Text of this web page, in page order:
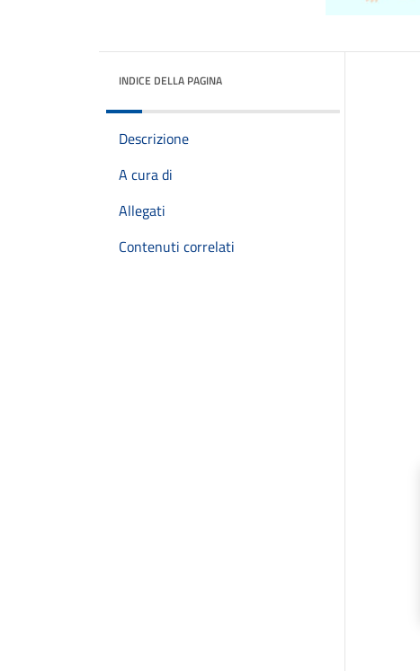
INDICE DELLA PAGINA
Descrizione
A cura di
Allegati
Contenuti correlati